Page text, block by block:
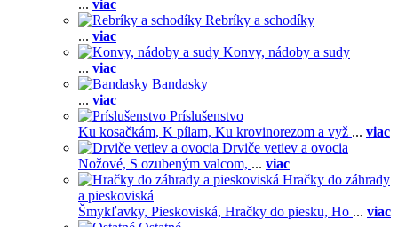
... viac
Rebríky a schodíky
... viac
Konvy, nádoby a sudy
... viac
Bandasky
... viac
Príslušenstvo
Ku kosačkám, K pílam, Ku krovinorezom a vyž ... viac
Drviče vetiev a ovocia
Nožové, S ozubeným valcom, ... viac
Hračky do záhrady
a pieskoviská
Šmykľavky, Pieskoviská, Hračky do piesku, Ho ... viac